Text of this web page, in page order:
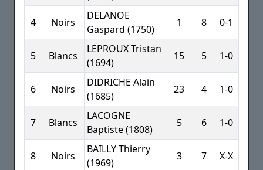
4 Noirs
DELANOE
Gaspard (1750)
1 8 0-1
5 Blancs
LEPROUX Tristan
(1694)
15 5 1-0
6 Noirs
DIDRICHE Alain
(1685)
23 4 1-0
7 Blancs
LACOGNE
Baptiste (1808)
5 6 1-0
8 Noirs
BAILLY Thierry
(1969)
3 7 X-X